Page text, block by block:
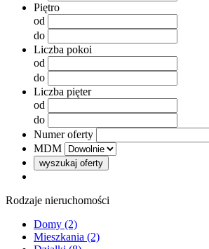
Piętro
od
do
Liczba pokoi
od
do
Liczba pięter
od
do
Numer oferty
MDM
wyszukaj oferty
Rodzaje nieruchomości
Domy (2)
Mieszkania (2)